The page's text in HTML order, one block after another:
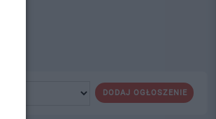
DODAJ OGŁOSZENIE